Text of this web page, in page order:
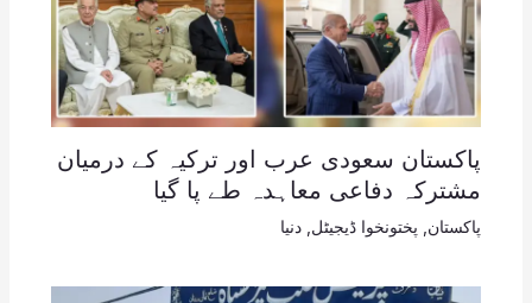
پاکستان سعودی عرب اور ترکیہ کے درمیان
مشترکہ دفاعی معاہدہ طے پا گیا
پاکستان پختونخوا ڈیجیٹل دنیا